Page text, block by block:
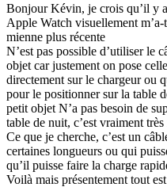
Bonjour Kévin, je crois qu’il y
Apple Watch visuellement
mienne plus récente
N’est pas possible d’utiliser le
objet car justement on pose
directement sur le chargeur ou
pour le positionner sur la table
petit objet N’a pas besoin de
table de nuit, c’est vraiment
Ce que je cherche, c’est un
certaines longueurs ou qui
qu’il puisse faire la charge
Voilà mais présentement tout